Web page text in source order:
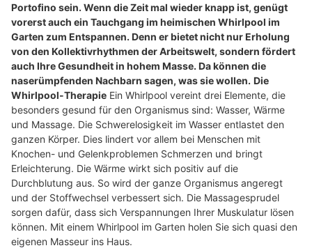
Portofino sein. Wenn die Zeit mal wieder knapp ist, genügt
vorerst auch ein Tauchgang im heimischen Whirlpool im
Garten zum Entspannen. Denn er bietet nicht nur Erholung
von den Kollektivrhythmen der Arbeitswelt, sondern fördert
auch Ihre Gesundheit in hohem Masse. Da können die
naserümpfenden Nachbarn sagen, was sie wollen. Die
Whirlpool-Therapie Ein Whirlpool vereint drei Elemente, die
besonders gesund für den Organismus sind: Wasser, Wärme
und Massage. Die Schwerelosigkeit im Wasser entlastet den
ganzen Körper. Dies lindert vor allem bei Menschen mit
Knochen- und Gelenkproblemen Schmerzen und bringt
Erleichterung. Die Wärme wirkt sich positiv auf die
Durchblutung aus. So wird der ganze Organismus angeregt
und der Stoffwechsel verbessert sich. Die Massagesprudel
sorgen dafür, dass sich Verspannungen Ihrer Muskulatur lösen
können. Mit einem Whirlpool im Garten holen Sie sich quasi den
eigenen Masseur ins Haus.